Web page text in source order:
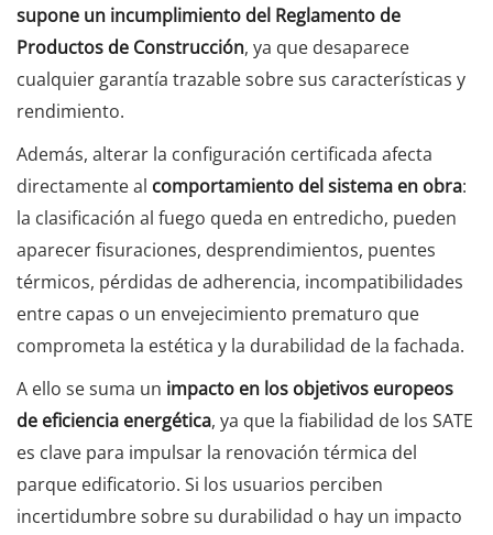
supone un incumplimiento del Reglamento de
Productos de Construcción, ya que desaparece
cualquier garantía trazable sobre sus características y
rendimiento.
Además, alterar la configuración certificada afecta
directamente al comportamiento del sistema en obra:
la clasificación al fuego queda en entredicho, pueden
aparecer fisuraciones, desprendimientos, puentes
térmicos, pérdidas de adherencia, incompatibilidades
entre capas o un envejecimiento prematuro que
comprometa la estética y la durabilidad de la fachada.
A ello se suma un impacto en los objetivos europeos
de eficiencia energética, ya que la fiabilidad de los SATE
es clave para impulsar la renovación térmica del
parque edificatorio. Si los usuarios perciben
incertidumbre sobre su durabilidad o hay un impacto